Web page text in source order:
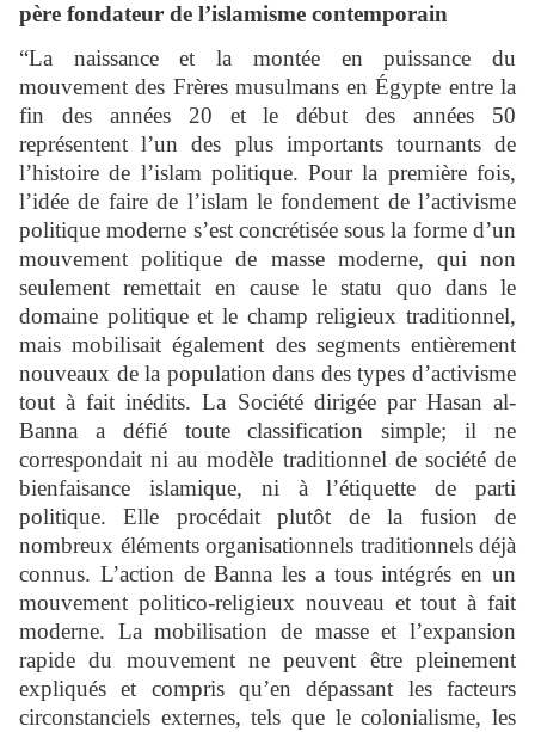
père fondateur de l’islamisme contemporain
“La naissance et la montée en puissance du
mouvement des Frères musulmans en Égypte entre la
fin des années 20 et le début des années 50
représentent l’un des plus importants tournants de
l’histoire de l’islam politique. Pour la première fois,
l’idée de faire de l’islam le fondement de l’activisme
politique moderne s’est concrétisée sous la forme d’un
mouvement politique de masse moderne, qui non
seulement remettait en cause le statu quo dans le
domaine politique et le champ religieux traditionnel,
mais mobilisait également des segments entièrement
nouveaux de la population dans des types d’activisme
tout à fait inédits. La Société dirigée par Hasan al-
Banna a défié toute classification simple; il ne
correspondait ni au modèle traditionnel de société de
bienfaisance islamique, ni à l’étiquette de parti
politique. Elle procédait plutôt de la fusion de
nombreux éléments organisationnels traditionnels déjà
connus. L’action de Banna les a tous intégrés en un
mouvement politico-religieux nouveau et tout à fait
moderne. La mobilisation de masse et l’expansion
rapide du mouvement ne peuvent être pleinement
expliqués et compris qu’en dépassant les facteurs
circonstanciels externes, tels que le colonialisme, les